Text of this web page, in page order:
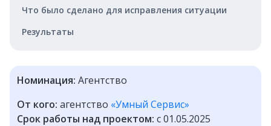
Что было сделано для исправления ситуации
Результаты
Номинация: Агентство
От кого: агентство «Умный Сервис»
Срок работы над проектом: с 01.05.2025